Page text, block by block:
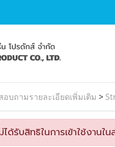
อบถามรายละเอียดเพิ่มเติม >
ด้รับสิทธิในการเข้าใช้งานใ